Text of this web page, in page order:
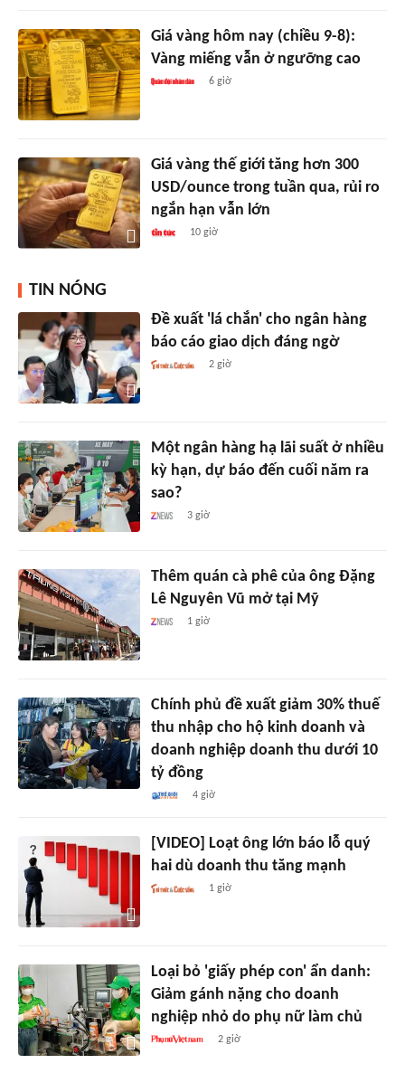
Giá vàng hôm nay (chiều 9-8):
Vàng miếng vẫn ở ngưỡng cao
6 giờ
Giá vàng thế giới tăng hơn 300
USD/ounce trong tuần qua, rủi ro
ngắn hạn vẫn lớn
10 giờ
TIN NÓNG
Đề xuất 'lá chắn' cho ngân hàng
báo cáo giao dịch đáng ngờ
2 giờ
Một ngân hàng hạ lãi suất ở nhiều
kỳ hạn, dự báo đến cuối năm ra
sao?
3 giờ
Thêm quán cà phê của ông Đặng
Lê Nguyên Vũ mở tại Mỹ
1 giờ
Chính phủ đề xuất giảm 30% thuế
thu nhập cho hộ kinh doanh và
doanh nghiệp doanh thu dưới 10
tỷ đồng
4 giờ
[VIDEO] Loạt ông lớn báo lỗ quý
hai dù doanh thu tăng mạnh
1 giờ
Loại bỏ 'giấy phép con' ẩn danh:
Giảm gánh nặng cho doanh
nghiệp nhỏ do phụ nữ làm chủ
2 giờ